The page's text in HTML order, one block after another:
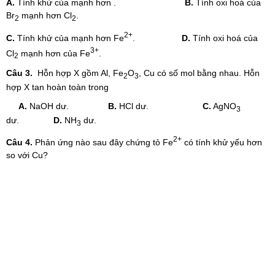
A. Tính khử của mạnh hơn . B. Tính oxi hoá của
Br2 mạnh hơn Cl2
C. Tính khử của mạnh hơn Fe2+ D. Tính oxi hoá của
Cl2 mạnh hơn của Fe3+
Câu 3. Hỗn hợp X gồm Al, Fe2O3
, Cu có số mol bằng nhau. Hỗn
hợp X tan hoàn toàn trong
A. NaOH dư. B. HCl dư. C. AgNO3
dư. D. NH3 dư.
Câu 4. Phản ứng nào sau đây chứng tỏ Fe2+ có tính khử yếu hơn
so với Cu?